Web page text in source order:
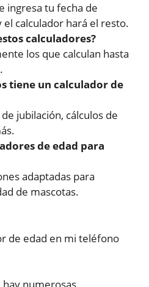
ingresa tu fecha de
el calculador hará el resto.
calculadores?
los que calculan hasta
tiene un calculador de
jubilación, cálculos de
de edad para
adaptadas para
de mascotas.
de edad en mi teléfono